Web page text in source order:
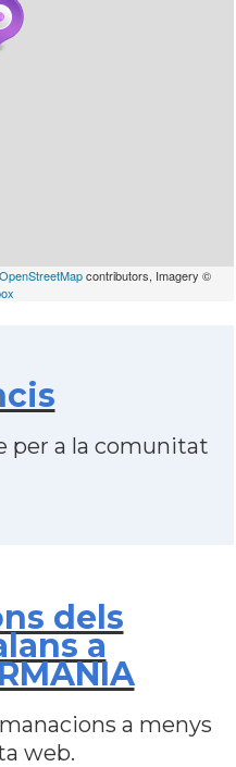
OpenStreetMapcontributors, Imagery ©
per a la comunitat
dels
a
a menys
web.